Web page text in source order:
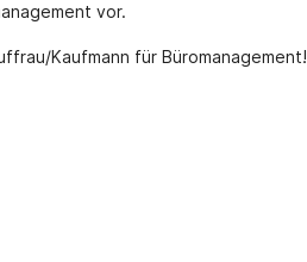
vor.
Kaufmann für Büromanagement!